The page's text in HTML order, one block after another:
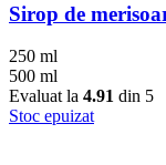
Sirop de
250 ml
500 ml
Evaluat la 4.91 din 5
Stoc epuizat